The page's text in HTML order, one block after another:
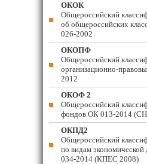
ОКОК
Общероссийский
об общероссийских
026-2002
ОКОПФ
Общероссийский
организационно-
2012
ОКОФ 2
Общероссийский
фондов ОК 013-2014
ОКПД2
Общероссийский
по видам экономической
034-2014 (КПЕС 2008)